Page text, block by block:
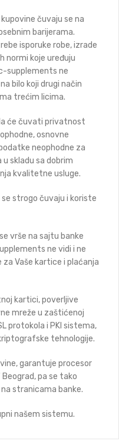
čuvaju se na
barijerama.
isporuke robe, izrade
normi koje uređuju
supplements ne
bilo koji drugi način
trećim licima.
će čuvati privatnost
osnovne
neophodne za
skladu sa dobrim
kvalitetne usluge.
strogo čuvaju i koriste
vrše na sajtu banke
ne vidi i ne
Vaše kartice i plaćanja
kartici, poverljive
mreže u zaštićenoj
protokola i PKI sistema,
tehnologije.
garantuje procesor
pa se tako
stranicama banke.
našem sistemu.